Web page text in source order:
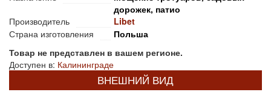
дорожек, патио
Производитель
Libet
Страна изготовления
Польша
Товар не представлен в вашем регионе.
Доступен в: Калининграде
ВНЕШНИЙ ВИД